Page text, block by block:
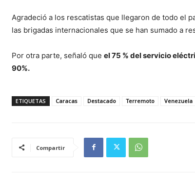
Agradeció a los rescatistas que llegaron de todo el
las brigadas internacionales que se han sumado a
Por otra parte, señaló que el 75 % del servicio
90%.
ETIQUETAS Caracas Destacado Terremoto Venezuela
Compartir